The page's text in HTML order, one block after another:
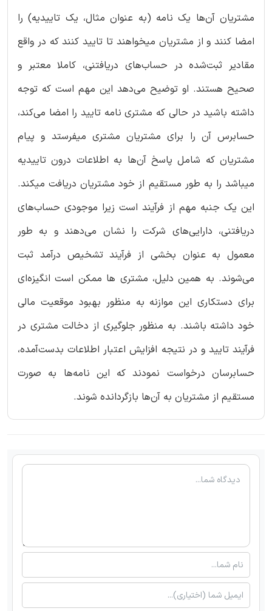
مشتریان آن‌ها یک نامه (به عنوان مثال، یک تاییدیه) را
امضا کنند و از مشتریان میخواهند تا تایید کنند که در واقع
مقادیر ثبت‌شده در حساب‌های دریافتنی، کاملا معتبر و
صحیح هستند. او توضیح می‌دهد این مهم است که توجه
داشته باشید در حالی که مشتری نامه تایید را امضا می‌کند،
حسابرس آن را برای مشتریان مشتری میفرستد و پیام
مشتریان که شامل پاسخ آن‌ها به اطلاعات درون تاییدیه
میباشد را به طور مستقیم از خود مشتریان دریافت میکند.
این یک جنبه مهم از فرآیند است زیرا موجودی حساب‌های
دریافتنی، دارایی‌های شرکت را نشان می‌دهند و به طور
معمول به عنوان بخشی از فرآیند تشخیص درآمد ثبت
می‌شوند. به همین دلیل، مشتری ها ممکن است انگیزه‌ای
برای دستکاری این موازنه به منظور بهبود موقعیت مالی
خود داشته باشند. به منظور جلوگیری از دخالت مشتری در
فرآیند تایید و در نتیجه افزایش اعتبار اطلاعات بدست‌آمده،
حسابرسان درخواست نمودند که این نامه‌ها به صورت
مستقیم از مشتریان به آن‌ها بازگردانده شوند.